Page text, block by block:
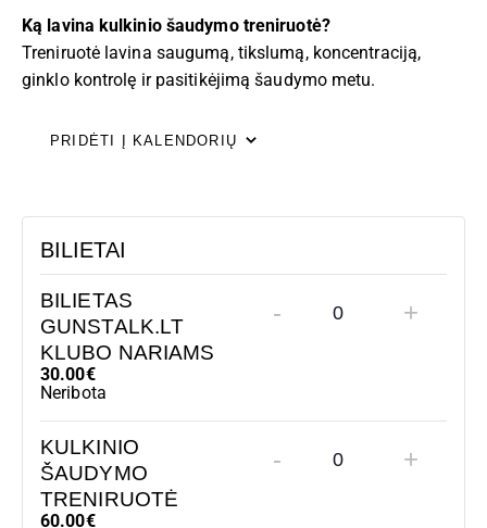
Ką lavina kulkinio šaudymo treniruotė?
Treniruotė lavina saugumą, tikslumą, koncentraciją,
ginklo kontrolę ir pasitikėjimą šaudymo metu.
PRIDĖTI Į KALENDORIŲ
BILIETAI
BILIETAS
GUNSTALK.LT
KLUBO NARIAMS
30.00€
Neribota
-
K
K
I
+
KULKINIO
ŠAUDYMO
TRENIRUOTĖ
60.00€
-
K
+